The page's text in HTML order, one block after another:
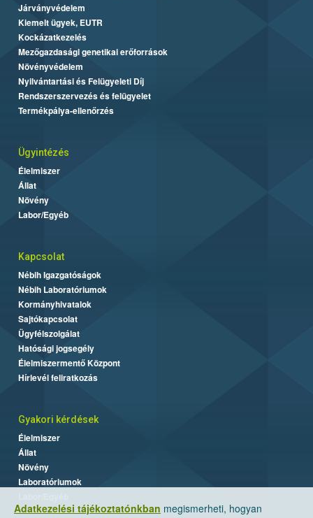
Adatkezelési tájékoztatónkban megismerheti, hogyan
Járványvédelem
Kiemelt ügyek, EUTR
Kockázatkezelés
Mezőgazdasági genetikai erőforrások
Növényvédelem
Nyilvántartási és Felügyeleti Díj
Rendszerszervezés és felügyelet
Termékpálya-ellenőrzés
Ügyintézés
Élelmiszer
Állat
Növény
Labor/Egyéb
Kapcsolat
Nébih Igazgatóságok
Nébih Laboratóriumok
Kormányhivatalok
Sajtókapcsolat
Ügyfélszolgálat
Hatósági jogsegély
Élelmiszermentő Központ
Hírlevél feliratkozás
Gyakori kérdések
Élelmiszer
Állat
Növény
Laboratóriumok